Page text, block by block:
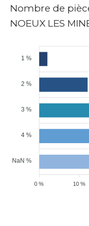
Nombre de
NOEUX LES
1 %
2 %
3 %
4 %
NaN %
10 %
0 %